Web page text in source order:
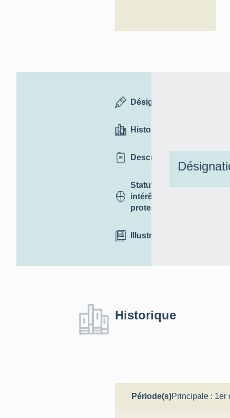
Désignation
Historique
Description
Statut,
intérêt et
protection
Illustrations
Historique
Période(s)Principale : 1er